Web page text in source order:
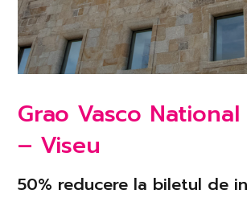
Grao Vasco
– Viseu
50% reducere la biletul de